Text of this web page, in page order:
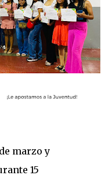
marzo y
15